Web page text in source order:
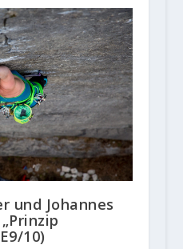
und Johannes
10)